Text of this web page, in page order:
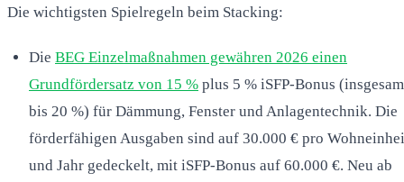
Die wichtigsten Spielregeln beim Stacking:
Die BEG Einzelmaßnahmen gewähren 2026 einen
Grundfördersatz von 15 % plus 5 % iSFP-Bonus
bis 20 %) für Dämmung, Fenster und Anlagentechnik. Die
förderfähigen Ausgaben sind auf 30.000 € pro
und Jahr gedeckelt, mit iSFP-Bonus auf 60.000 €. Neu ab